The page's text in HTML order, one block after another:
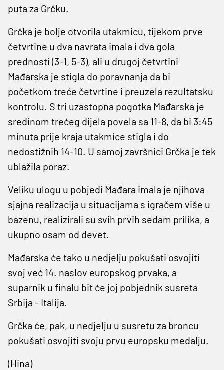
puta za Grčku.
Grčka je bolje otvorila utakmicu, tijekom prve
četvrtine u dva navrata imala i dva gola
prednosti (3-1, 5-3), ali u drugoj četvrtini
Mađarska je stigla do poravnanja da bi
početkom treće četvrtine i preuzela rezultatsku
kontrolu. S tri uzastopna pogotka Mađarska je
sredinom trećeg dijela povela sa 11-8, da bi 3:45
minuta prije kraja utakmice stigla i do
nedostižnih 14-10. U samoj završnici Grčka je tek
ublažila poraz.
Veliku ulogu u pobjedi Mađara imala je njihova
sjajna realizacija u situacijama s igračem više u
bazenu, realizirali su svih prvih sedam prilika, a
ukupno osam od devet.
Mađarska će tako u nedjelju pokušati osvojiti
svoj već 14. naslov europskog prvaka, a
suparnik u finalu bit će joj pobjednik susreta
Srbija - Italija.
Grčka će, pak, u nedjelju u susretu za broncu
pokušati osvojiti svoju prvu europsku medalju.
(Hina)